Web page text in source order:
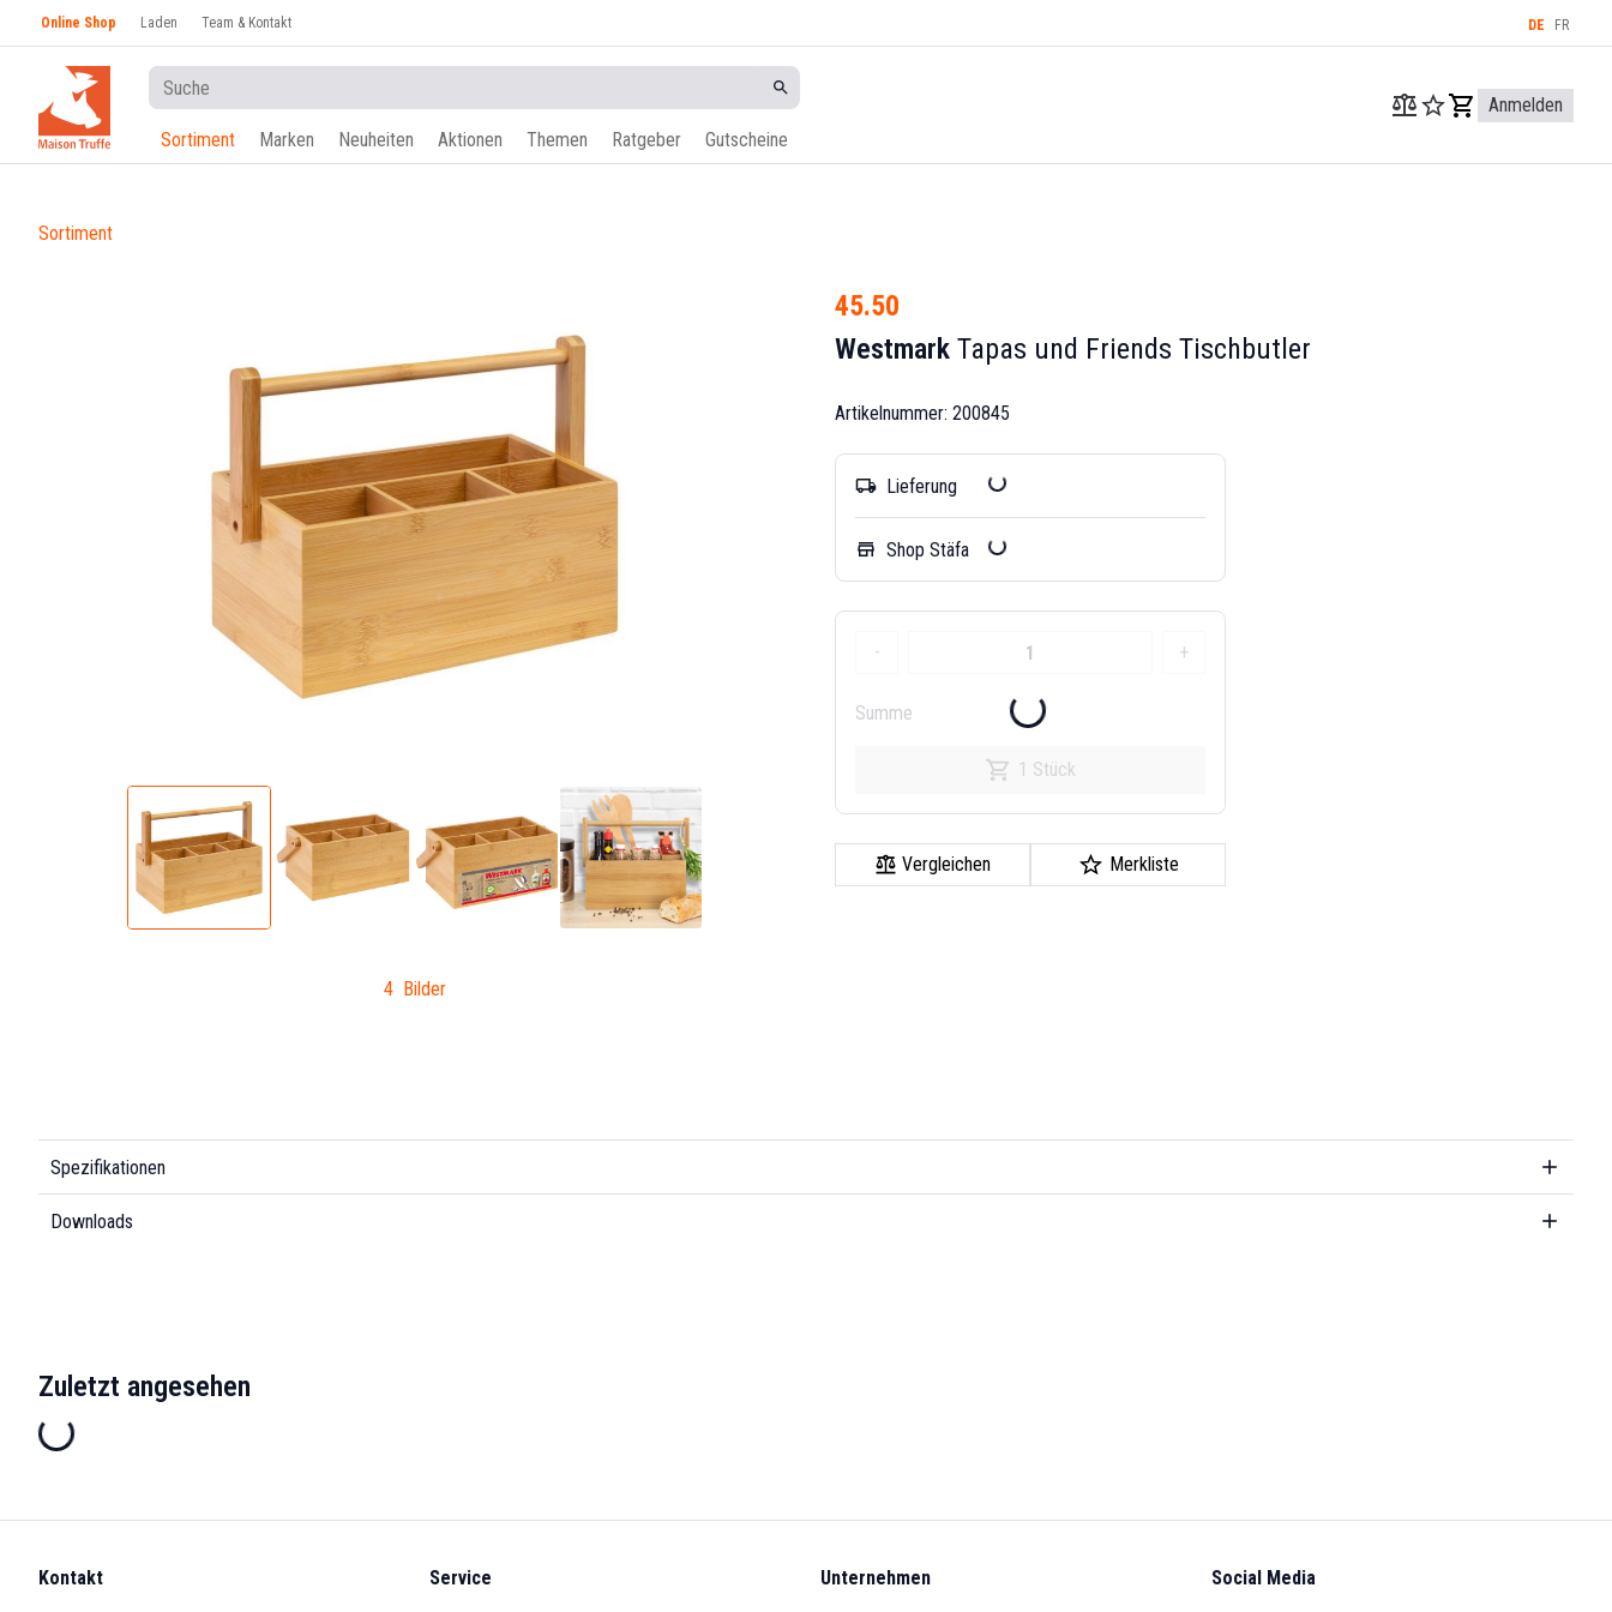
Online Shop Laden Team & Kontakt DE FR
Sortiment Marken Neuheiten Aktionen Themen Ratgeber Gutscheine
Anmelden
Sortiment
4 Bilder
45.50
Westmark Tapas und Friends Tischbutler
Artikelnummer: 200845
local_shipping Lieferung
store Shop Stäfa
- +
Summe
1 Stück
Vergleichen Merkliste
Spezifikationen
Downloads
Zuletzt angesehen
Kontakt Service Unternehmen Social Media